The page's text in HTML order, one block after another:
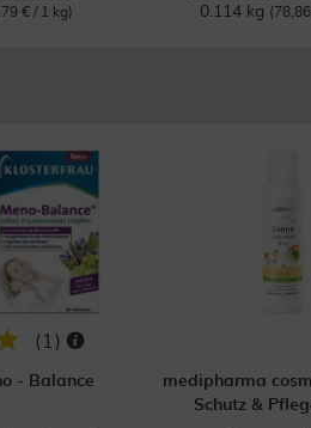
€ / 1 kg)
0.114 kg
( 1 )
- Balance
medipharma
Schutz &